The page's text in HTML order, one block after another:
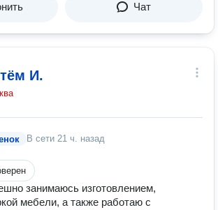
Чат
И.
В сети 21 ч. назад
занимаюсь изготовлением,
мебели, а также работаю с